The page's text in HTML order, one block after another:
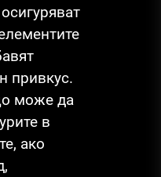
привкус.
може да
в
ако